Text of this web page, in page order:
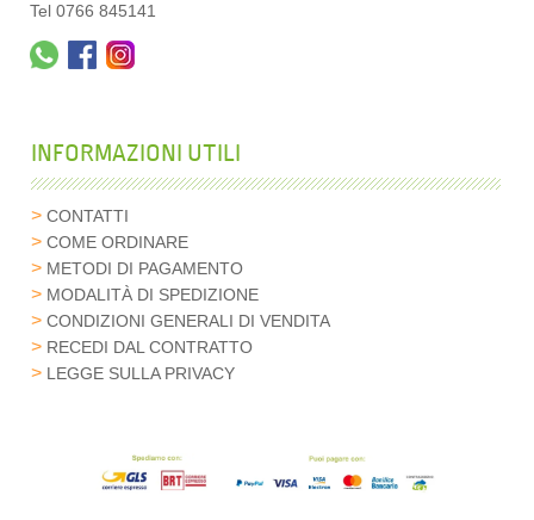
Tel 0766 845141
INFORMAZIONI UTILI
CONTATTI
COME ORDINARE
METODI DI PAGAMENTO
MODALITÀ DI SPEDIZIONE
CONDIZIONI GENERALI DI VENDITA
RECEDI DAL CONTRATTO
LEGGE SULLA PRIVACY